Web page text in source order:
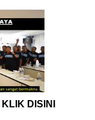
KLIK DISINI